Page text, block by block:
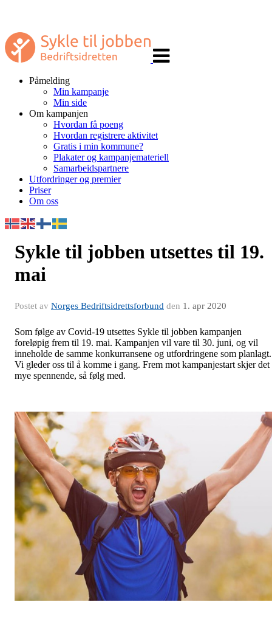
navigasjon
Påmelding
Min kampanje
Min side
Om kampanjen
Hvordan få poeng
Hvordan registrere aktivitet
Gratis i min kommune?
Plakater og kampanjemateriell
Samarbeidspartnere
Utfordringer og premier
Priser
Om oss
Sykle til jobben utsettes til 19.
mai
Postet av Norges Bedriftsidrettsforbund den 1. apr 2020
Som følge av Covid-19 utsettes Sykle til jobben kampanjen
foreløpig frem til 19. mai. Kampanjen vil vare til 30. juni, og vil
inneholde de samme konkurransene og utfordringene som planlagt.
Vi gleder oss til å komme i gang. Frem mot kampanjestart skjer det
mye spennende, så følg med.